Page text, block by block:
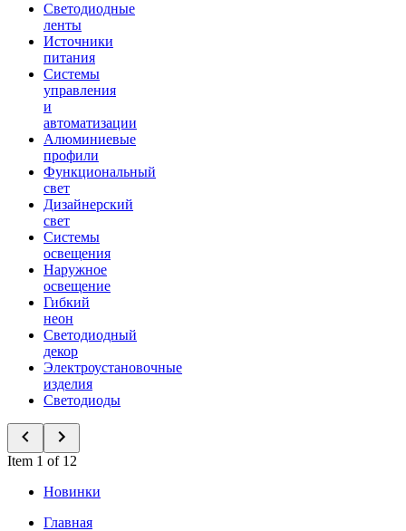
Светодиодные
ленты
Источники
питания
Системы
управления
и
автоматизации
Алюминиевые
профили
Функциональный
свет
Дизайнерский
свет
Системы
освещения
Наружное
освещение
Гибкий
неон
Светодиодный
декор
Электроустановочные
изделия
Светодиоды
Item 1 of 12
Новинки
Главная